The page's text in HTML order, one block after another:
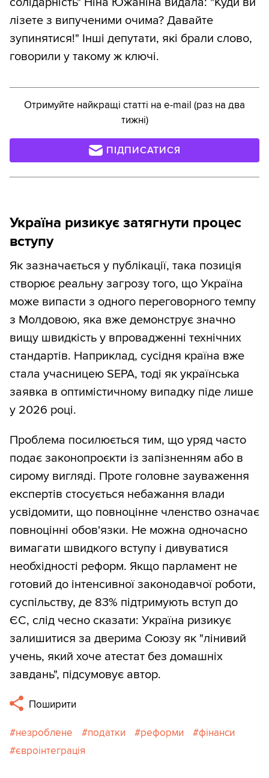
лізете з випученими очима? Давайте
зупинятися!" Інші депутати, які брали слово,
говорили у такому ж ключі.
Отримуйте найкращі статті на e-mail (раз на два
тижні)
ПІДПИСАТИСЯ
Україна ризикує затягнути процес
вступу
Як зазначається у публікації, така позиція
створює реальну загрозу того, що Україна
може випасти з одного переговорного темпу
з Молдовою, яка вже демонструє значно
вищу швидкість у впровадженні технічних
стандартів. Наприклад, сусідня країна вже
стала учасницею SEPA, тоді як українська
заявка в оптимістичному випадку піде лише
у 2026 році.
Проблема посилюється тим, що уряд часто
подає законопроєкти із запізненням або в
сирому вигляді. Проте головне зауваження
експертів стосується небажання влади
усвідомити, що повноцінне членство означає
повноцінні обов'язки. Не можна одночасно
вимагати швидкого вступу і дивуватися
необхідності реформ. Якщо парламент не
готовий до інтенсивної законодавчої роботи,
суспільству, де 83% підтримують вступ до
ЄС, слід чесно сказати: Україна ризикує
залишитися за дверима Союзу як "лінивий
учень, який хоче атестат без домашніх
завдань", підсумовує автор.
Поширити
незроблене податки реформи
фінанси
євроінтеграція